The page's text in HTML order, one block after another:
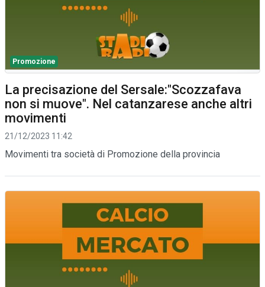
Promozione
La precisazione del Sersale:"Scozzafava
non si muove". Nel catanzarese anche altri
movimenti
21/12/2023 11:42
Movimenti tra società di Promozione della provincia